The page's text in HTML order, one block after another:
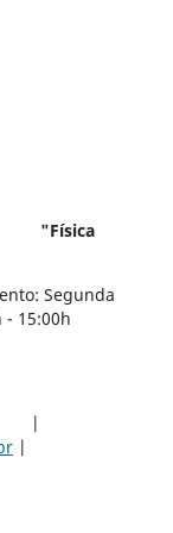
"Física
15:00h
|